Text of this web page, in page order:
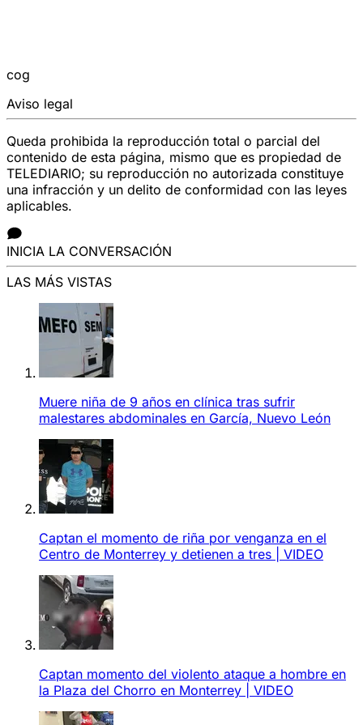
cog
Aviso legal
Queda prohibida la reproducción total o parcial del
contenido de esta página, mismo que es propiedad de
TELEDIARIO; su reproducción no autorizada constituye
una infracción y un delito de conformidad con las leyes
aplicables.
INICIA LA CONVERSACIÓN
LAS MÁS VISTAS
Muere niña de 9 años en clínica tras sufrir
malestares abdominales en García, Nuevo León
Captan el momento de riña por venganza en el
Centro de Monterrey y detienen a tres | VIDEO
Captan momento del violento ataque a hombre en
la Plaza del Chorro en Monterrey | VIDEO